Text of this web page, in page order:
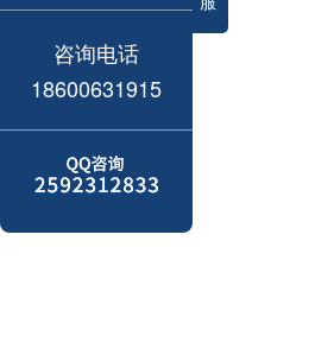
咨询电话
18600631915